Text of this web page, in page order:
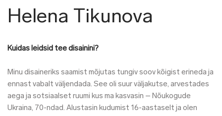
Helena Tikunova
Kuidas leidsid tee disainini?
Minu disaineriks saamist mõjutas tungiv soov kõigist erineda ja
ennast vabalt väljendada. See oli suur väljakutse, arvestades
aega ja sotsiaalset ruumi kus ma kasvasin – Nõukogude
Ukraina, 70-ndad. Alustasin kudumist 16-aastaselt ja olen